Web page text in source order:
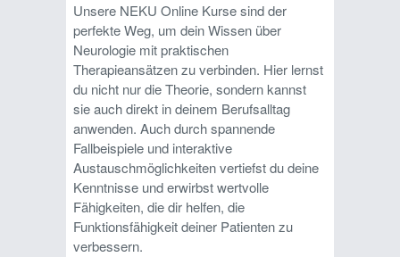
Unsere NEKU Online Kurse sind der
perfekte Weg, um dein Wissen über
Neurologie mit praktischen
Therapieansätzen zu verbinden. Hier lernst
du nicht nur die Theorie, sondern kannst
sie auch direkt in deinem Berufsalltag
anwenden. Auch durch spannende
Fallbeispiele und interaktive
Austauschmöglichkeiten vertiefst du deine
Kenntnisse und erwirbst wertvolle
Fähigkeiten, die dir helfen, die
Funktionsfähigkeit deiner Patienten zu
verbessern.